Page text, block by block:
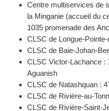
Centre multiservices de
la Minganie (accueil du
1035 promenade des
CLSC de Longue-
CLSC de Baie-Johan-
CLSC Victor-Lachance :
Aguanish
CLSC de Natashquan :
CLSC de Rivière-au-
CLSC de Rivière-Saint-